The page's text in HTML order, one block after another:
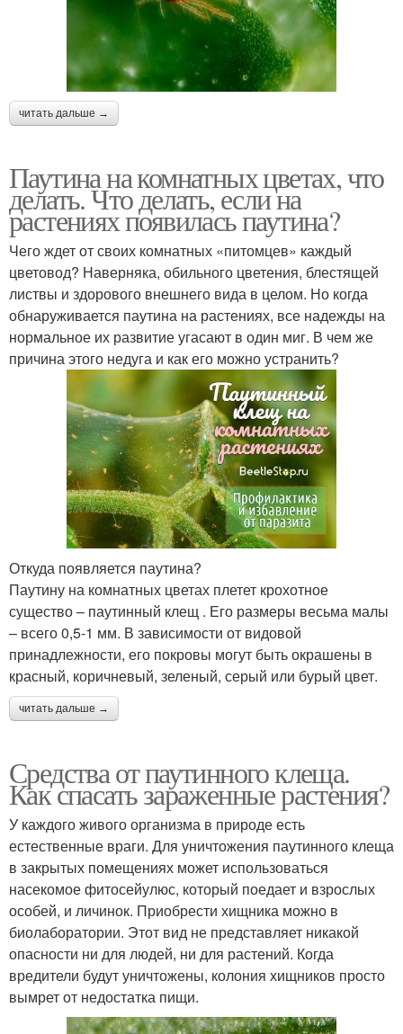
читать дальше →
Паутина на комнатных цветах, что
делать. Что делать, если на
растениях появилась паутина?
Чего ждет от своих комнатных «питомцев» каждый
цветовод? Наверняка, обильного цветения, блестящей
листвы и здорового внешнего вида в целом. Но когда
обнаруживается паутина на растениях, все надежды на
нормальное их развитие угасают в один миг. В чем же
причина этого недуга и как его можно устранить?
Откуда появляется паутина?
Паутину на комнатных цветах плетет крохотное
существо – паутинный клещ . Его размеры весьма малы
– всего 0,5-1 мм. В зависимости от видовой
принадлежности, его покровы могут быть окрашены в
красный, коричневый, зеленый, серый или бурый цвет.
читать дальше →
Средства от паутинного клеща.
Как спасать зараженные растения?
У каждого живого организма в природе есть
естественные враги. Для уничтожения паутинного клеща
в закрытых помещениях может использоваться
насекомое фитосейулюс, который поедает и взрослых
особей, и личинок. Приобрести хищника можно в
биолаборатории. Этот вид не представляет никакой
опасности ни для людей, ни для растений. Когда
вредители будут уничтожены, колония хищников просто
вымрет от недостатка пищи.